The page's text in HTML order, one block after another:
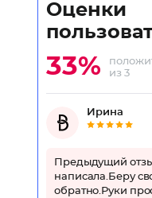
Оценки
33%
из 3
Ирина
Предыдущий
написала.Беру
обратно.Руки